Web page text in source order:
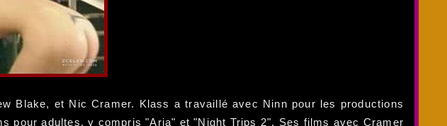
Blake, et Nic Cramer. Klass a travaillé avec Ninn pour les productions
pour adultes, y compris "Aria" et "Night Trips 2". Ses films avec Cramer